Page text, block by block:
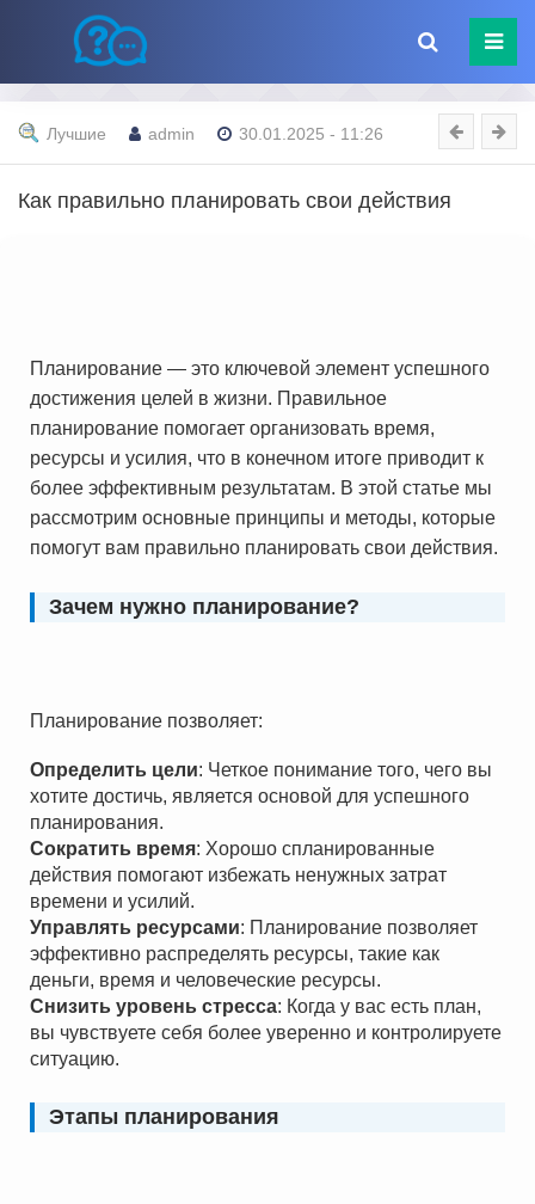
Лучшие admin 30.01.2025 - 11:26
Как правильно планировать свои действия
Планирование — это ключевой элемент успешного
достижения целей в жизни. Правильное
планирование помогает организовать время,
ресурсы и усилия, что в конечном итоге приводит к
более эффективным результатам. В этой статье мы
рассмотрим основные принципы и методы, которые
помогут вам правильно планировать свои действия.
Зачем нужно планирование?
Планирование позволяет:
Определить цели: Четкое понимание того, чего вы
хотите достичь, является основой для успешного
планирования.
Сократить время: Хорошо спланированные
действия помогают избежать ненужных затрат
времени и усилий.
Управлять ресурсами: Планирование позволяет
эффективно распределять ресурсы, такие как
деньги, время и человеческие ресурсы.
Снизить уровень стресса: Когда у вас есть план,
вы чувствуете себя более уверенно и контролируете
ситуацию.
Этапы планирования